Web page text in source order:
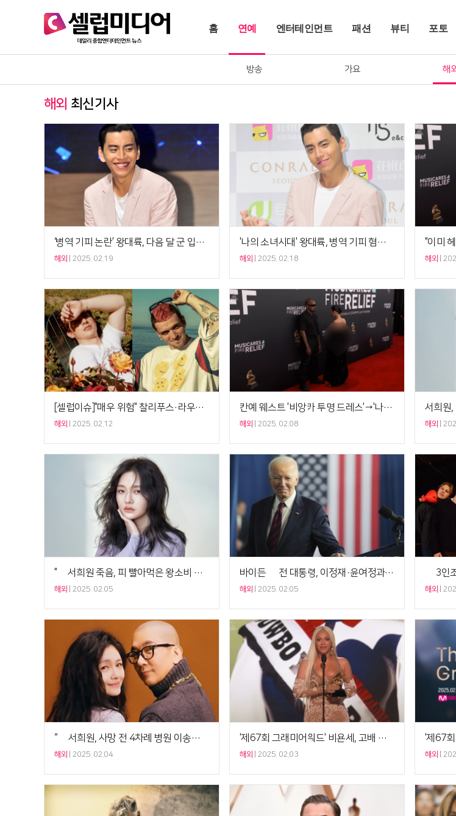
홈 연예
방송 가요 해
엔터테인먼트 패션 뷰티 포토
해외 최신기사
‘병역 기피 논란’ 왕대륙, 다음 달 군 입대? “대체복무 해야” 발표
해외 2025. 02.19
'나의 소녀시대' 왕대륙, 병역 기피 혐의로 체포
해외 2025. 02.18 해외
[셀럽이슈]"매우 위험" 찰리푸스·라우브, '나치 티셔츠 판매' 칸예 경고
해외 2025. 02.12
칸예 웨스트 '비앙카 투명 드레스'→'나치 옹호'…끝없는 기행
해외 2025. 02.08 해외
"故 서희원 죽음, 피 빨아먹은 왕소비 탓"…현지서 새로운 폭로 나왔다
해외 2025. 02.05
바이든 美 전 대통령, 이정재·윤여정과 한솥밥 먹나?
해외 2025. 02.05 해외
“故 서희원, 사망 전 4차례 병원 이송…거식증으로 몸 안 좋아” 주장 나와
해외 2025. 02.04
'제67회 그래미어워드' 비욘세, 고배 끝에 '올해의 앨범' 품었다[종합]
해외 2025. 02.03 해외